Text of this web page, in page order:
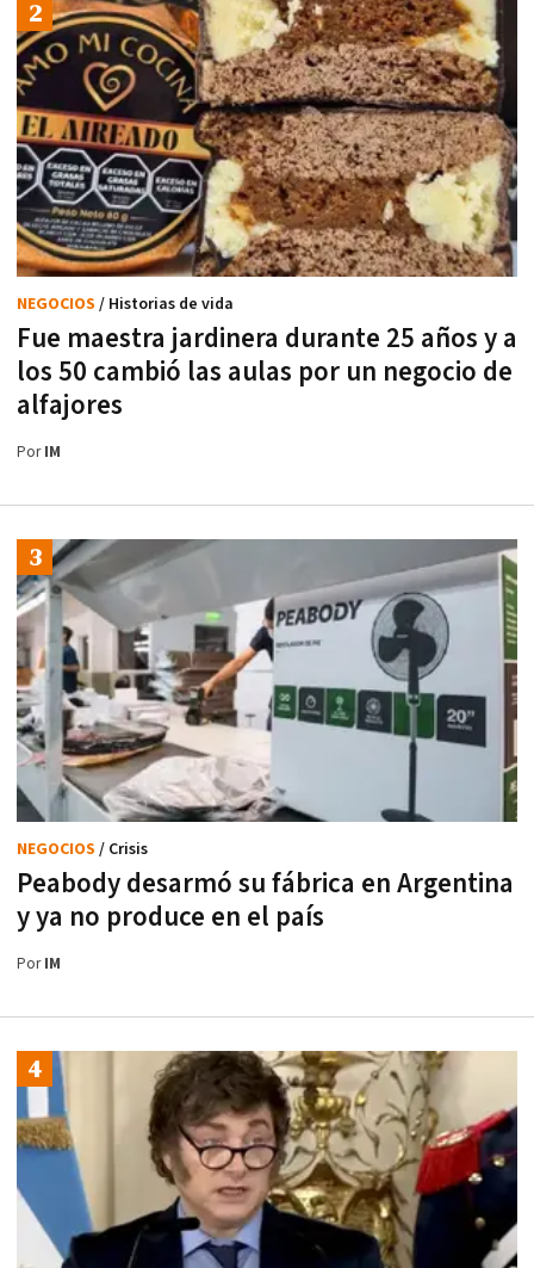
Fue maestra jardinera durante 25 años y a
los 50 cambió las aulas por un negocio de
alfajores
NEGOCIOS / Historias de vida
PorIM
Peabody desarmó su fábrica en Argentina
y ya no produce en el país
NEGOCIOS / Crisis
PorIM